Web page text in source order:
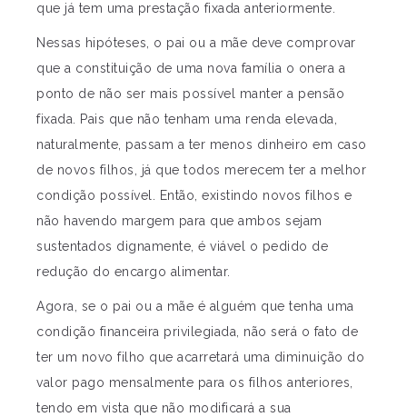
que já tem uma prestação fixada anteriormente.
Nessas hipóteses, o pai ou a mãe deve comprovar
que a constituição de uma nova família o onera a
ponto de não ser mais possível manter a pensão
fixada. Pais que não tenham uma renda elevada,
naturalmente, passam a ter menos dinheiro em caso
de novos filhos, já que todos merecem ter a melhor
condição possível. Então, existindo novos filhos e
não havendo margem para que ambos sejam
sustentados dignamente, é viável o pedido de
redução do encargo alimentar.
Agora, se o pai ou a mãe é alguém que tenha uma
condição financeira privilegiada, não será o fato de
ter um novo filho que acarretará uma diminuição do
valor pago mensalmente para os filhos anteriores,
tendo em vista que não modificará a sua